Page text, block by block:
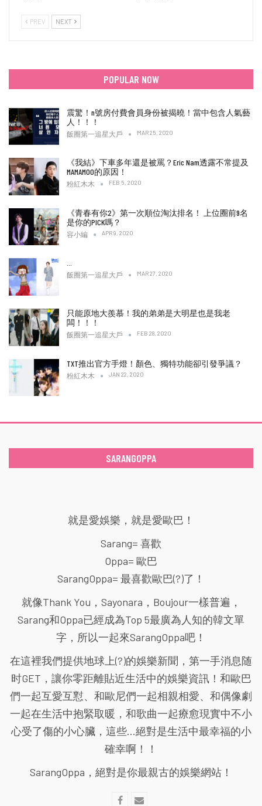
PREV NEXT
POPULAR NOW
震驚！n號房付費會員身份被揭曉！當中包含人氣藝
人！！！
飯圈第一追星大戶 MAR 25, 2020
《我結》下車多年還是被罵？Eric Nam透露不常提及
MAMAMOO的原因！
粉紅木木 FEB 5, 2020
《青春有你2》第一次順位淘汰排名！ 上位圈前9名
是你的PICK嗎？
容小編 APR 9, 2020
…
飯圈第一追星大戶 MAR 27, 2020
只能原地大羨慕！我的弟弟是大明星也是我老
闆！！！
飯圈第一追星大戶 FEB 28, 2020
TXT推出官方手燈！顏色、獨特功能卻引發爭議？
粉紅木木 JAN 22, 2020
SARANGOPPA
就是愛娛樂，就是愛歐巴！
Sarang= 喜歡
Oppa= 歐巴
SarangOppa= 最喜歡歐巴(?)了！
就像Thank You，Sayonara，Boujour一樣普遍，
Sarang和Oppa已經成為Top 5最廣為人知的韓文單
字，所以一起來SarangOppa吧！
在這裡我們提供地球上(?)的娛樂新聞，第一手消息随
时GET，讓你零距離貼近生活中的娛樂資訊！和歐巴
們一起互愛互懟、和歐尼們一起相親相愛、和偶像劇
一起在生活中抱緊取暖，和歌曲一起療愈現實中不小
心受了傷的小心臟，這些...絕對是生活中最幸福的小
確幸啊！！
SarangOppa，絕對是你最親古的娛樂網站！